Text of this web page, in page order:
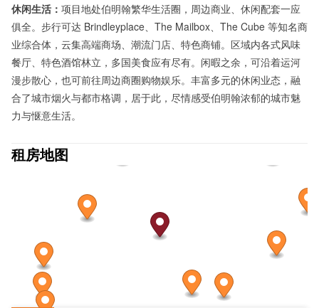
休闲生活： 项目地处伯明翰繁华生活圈，周边商业、休闲配套一应
俱全。步行可达 Brindleyplace、The Mailbox、The Cube 等知名商
业综合体，云集高端商场、潮流门店、特色商铺。区域内各式风味
餐厅、特色酒馆林立，多国美食应有尽有。闲暇之余，可沿着运河
漫步散心，也可前往周边商圈购物娱乐。丰富多元的休闲业态，融
合了城市烟火与都市格调，居于此，尽情感受伯明翰浓郁的城市魅
力与惬意生活。
租房地图